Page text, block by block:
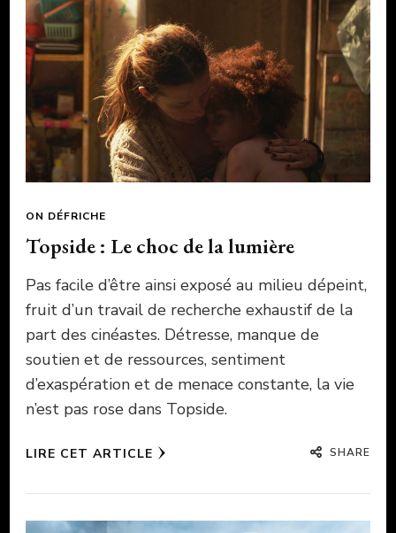
ON DÉFRICHE
Topside : Le choc de la lumière
Pas facile d’être ainsi exposé au milieu dépeint,
fruit d’un travail de recherche exhaustif de la
part des cinéastes. Détresse, manque de
soutien et de ressources, sentiment
d’exaspération et de menace constante, la vie
n’est pas rose dans Topside.
LIRE CET ARTICLE SHARE